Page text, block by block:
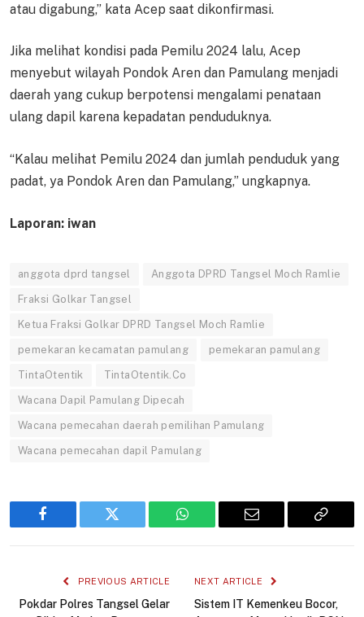
atau digabung,” kata Acep saat dikonfirmasi.
Jika melihat kondisi pada Pemilu 2024 lalu, Acep
menyebut wilayah Pondok Aren dan Pamulang menjadi
daerah yang cukup berpotensi mengalami penataan
ulang dapil karena kepadatan penduduknya.
“Kalau melihat Pemilu 2024 dan jumlah penduduk yang
padat, ya Pondok Aren dan Pamulang,” ungkapnya.
Laporan: iwan
anggota dprd tangsel Anggota DPRD Tangsel Moch Ramlie
Fraksi Golkar Tangsel
Ketua Fraksi Golkar DPRD Tangsel Moch Ramlie
pemekaran kecamatan pamulang pemekaran pamulang
TintaOtentik TintaOtentik.Co
Wacana Dapil Pamulang Dipecah
Wacana pemecahan daerah pemilihan Pamulang
Wacana pemecahan dapil Pamulang
Facebook Twitter WhatsApp Email
Copy
PREVIOUS ARTICLE
Pokdar Polres Tangsel Gelar
NEXT ARTICLE
Sistem IT Kemenkeu Bocor,